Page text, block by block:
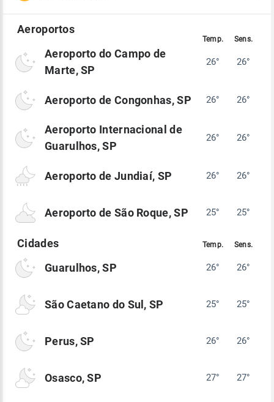
Aeroporto do Campo de
Marte, SP
26° 26°
Aeroporto de Congonhas, SP 26° 26°
Aeroporto Internacional de
Guarulhos, SP
26° 26°
Aeroporto de Jundiaí, SP 26° 26°
Aeroporto de São Roque, SP 25° 25°
Guarulhos, SP 26° 26°
São Caetano do Sul, SP 25° 25°
Perus, SP 26° 26°
Osasco, SP 27° 27°